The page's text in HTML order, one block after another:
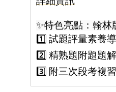
✨特色亮點：翰
1️⃣ 試題評量素養
2️⃣ 精熟題附題題
3️⃣ 附三次段考複